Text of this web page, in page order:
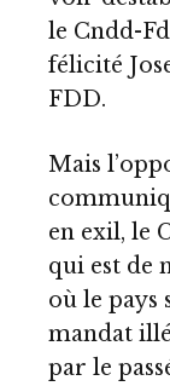
le Cndd-
félicité
FDD.
Mais
en exil, le
qui est de
où le pays
mandat
par le